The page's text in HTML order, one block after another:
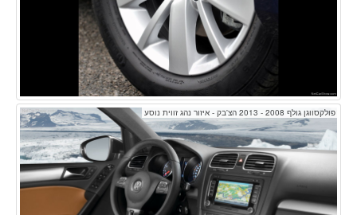
פולקסווגן גולף 2008 - 2013 הצ'בק - איזור נהג זווית נוסע